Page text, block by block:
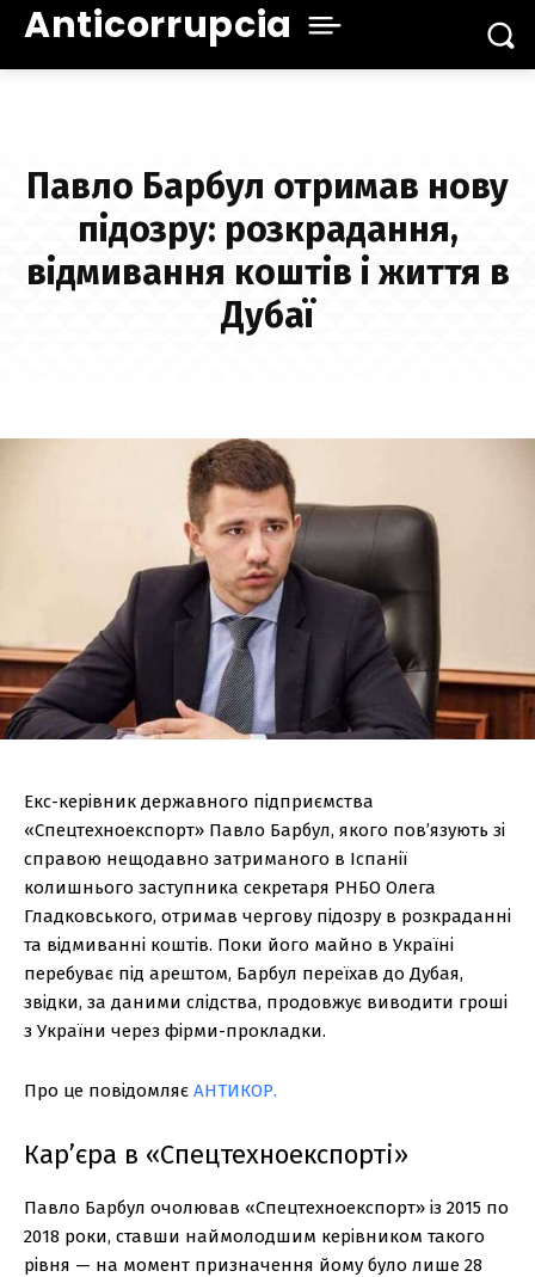
Anticorrupcia
Павло Барбул отримав нову
підозру: розкрадання,
відмивання коштів і життя в
Дубаї
Екс-керівник державного підприємства
«Спецтехноекспорт» Павло Барбул, якого пов’язують зі
справою нещодавно затриманого в Іспанії
колишнього заступника секретаря РНБО Олега
Гладковського, отримав чергову підозру в розкраданні
та відмиванні коштів. Поки його майно в Україні
перебуває під арештом, Барбул переїхав до Дубая,
звідки, за даними слідства, продовжує виводити гроші
з України через фірми-прокладки.
Про це повідомляє АНТИКОР.
Кар’єра в «Спецтехноекспорті»
Павло Барбул очолював «Спецтехноекспорт» із 2015 по
2018 роки, ставши наймолодшим керівником такого
рівня — на момент призначення йому було лише 28